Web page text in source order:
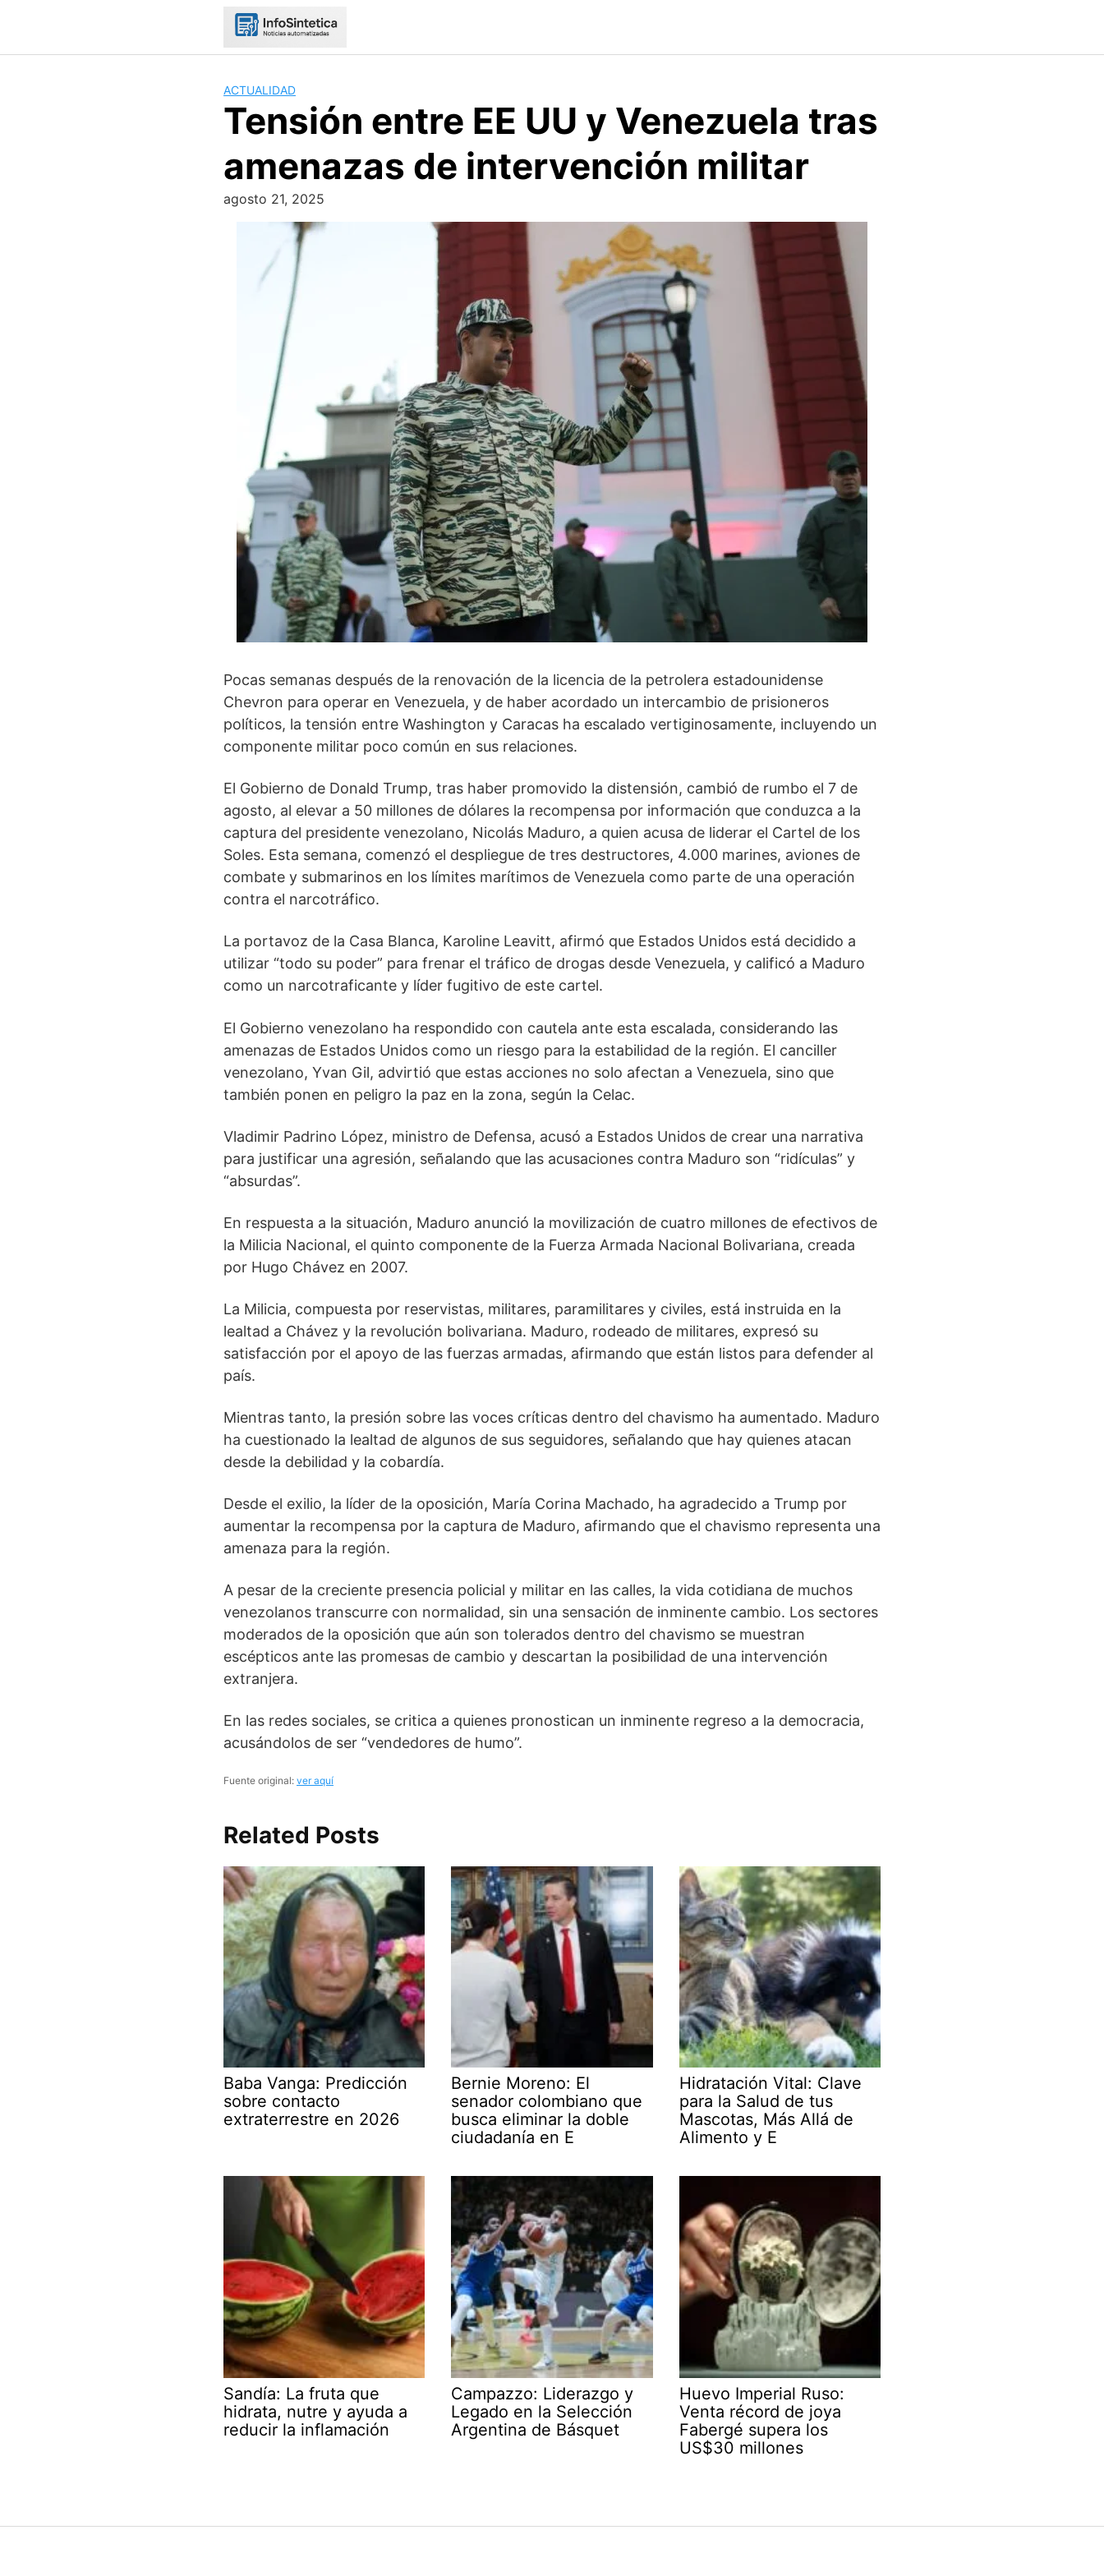
ACTUALIDAD
Tensión entre EE UU y Venezuela tras
amenazas de intervención militar
agosto 21, 2025
Pocas semanas después de la renovación de la licencia de la petrolera estadounidense
Chevron para operar en Venezuela, y de haber acordado un intercambio de prisioneros
políticos, la tensión entre Washington y Caracas ha escalado vertiginosamente, incluyendo un
componente militar poco común en sus relaciones.
El Gobierno de Donald Trump, tras haber promovido la distensión, cambió de rumbo el 7 de
agosto, al elevar a 50 millones de dólares la recompensa por información que conduzca a la
captura del presidente venezolano, Nicolás Maduro, a quien acusa de liderar el Cartel de los
Soles. Esta semana, comenzó el despliegue de tres destructores, 4.000 marines, aviones de
combate y submarinos en los límites marítimos de Venezuela como parte de una operación
contra el narcotráfico.
La portavoz de la Casa Blanca, Karoline Leavitt, afirmó que Estados Unidos está decidido a
utilizar “todo su poder” para frenar el tráfico de drogas desde Venezuela, y calificó a Maduro
como un narcotraficante y líder fugitivo de este cartel.
El Gobierno venezolano ha respondido con cautela ante esta escalada, considerando las
amenazas de Estados Unidos como un riesgo para la estabilidad de la región. El canciller
venezolano, Yvan Gil, advirtió que estas acciones no solo afectan a Venezuela, sino que
también ponen en peligro la paz en la zona, según la Celac.
Vladimir Padrino López, ministro de Defensa, acusó a Estados Unidos de crear una narrativa
para justificar una agresión, señalando que las acusaciones contra Maduro son “ridículas” y
“absurdas”.
En respuesta a la situación, Maduro anunció la movilización de cuatro millones de efectivos de
la Milicia Nacional, el quinto componente de la Fuerza Armada Nacional Bolivariana, creada
por Hugo Chávez en 2007.
La Milicia, compuesta por reservistas, militares, paramilitares y civiles, está instruida en la
lealtad a Chávez y la revolución bolivariana. Maduro, rodeado de militares, expresó su
satisfacción por el apoyo de las fuerzas armadas, afirmando que están listos para defender al
país.
Mientras tanto, la presión sobre las voces críticas dentro del chavismo ha aumentado. Maduro
ha cuestionado la lealtad de algunos de sus seguidores, señalando que hay quienes atacan
desde la debilidad y la cobardía.
Desde el exilio, la líder de la oposición, María Corina Machado, ha agradecido a Trump por
aumentar la recompensa por la captura de Maduro, afirmando que el chavismo representa una
amenaza para la región.
A pesar de la creciente presencia policial y militar en las calles, la vida cotidiana de muchos
venezolanos transcurre con normalidad, sin una sensación de inminente cambio. Los sectores
moderados de la oposición que aún son tolerados dentro del chavismo se muestran
escépticos ante las promesas de cambio y descartan la posibilidad de una intervención
extranjera.
En las redes sociales, se critica a quienes pronostican un inminente regreso a la democracia,
acusándolos de ser “vendedores de humo”.
Fuente original: ver aquí
Related Posts
Baba Vanga: Predicción
sobre contacto
extraterrestre en 2026
Bernie Moreno: El
senador colombiano que
busca eliminar la doble
ciudadanía en E
Hidratación Vital: Clave
para la Salud de tus
Mascotas, Más Allá de
Alimento y E
Sandía: La fruta que
hidrata, nutre y ayuda a
reducir la inflamación
Campazzo: Liderazgo y
Legado en la Selección
Argentina de Básquet
Huevo Imperial Ruso:
Venta récord de joya
Fabergé supera los
US$30 millones